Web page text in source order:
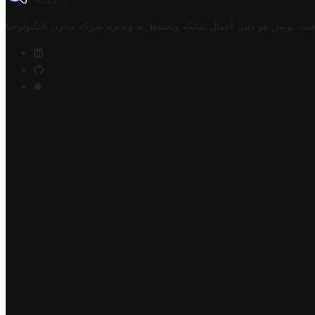
تونس هو دليل أعمال تملكه وتحتفظ به وتديره شركة مخزن التكنولوجيا